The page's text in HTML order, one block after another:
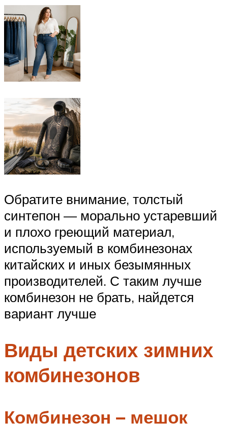
Обратите внимание, толстый
синтепон — морально устаревший
и плохо греющий материал,
используемый в комбинезонах
китайских и иных безымянных
производителей. С таким лучше
комбинезон не брать, найдется
вариант лучше
Виды детских зимних
комбинезонов
Комбинезон – мешок